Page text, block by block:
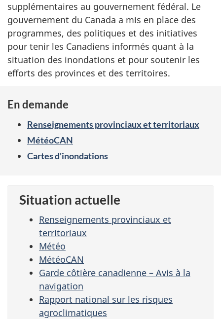
supplémentaires au gouvernement fédéral. Le
gouvernement du Canada a mis en place des
programmes, des politiques et des initiatives
pour tenir les Canadiens informés quant à la
situation des inondations et pour soutenir les
efforts des provinces et des territoires.
En demande
Renseignements provinciaux et territoriaux
MétéoCAN
Cartes d'inondations
Situation actuelle
Renseignements provinciaux et
territoriaux
Météo
MétéoCAN
Garde côtière canadienne – Avis à la
navigation
Rapport national sur les risques
agroclimatiques